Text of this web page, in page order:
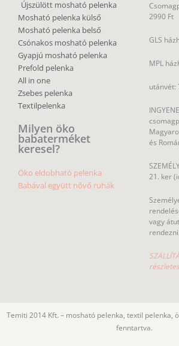
Újszülött mosható pelenka
Mosható pelenka külső
Mosható pelenka belső
Csónakos mosható pelenka
Gyapjú mosható pelenka
Prefold pelenka
All in one
Zsebes pelenka
Textilpelenka
Milyen öko
babaterméket
keresel?
Öko eldobható pelenka
Babával együtt nővő ruhák
2990 Ft
GLS
MPL
utánvét:
és
21. ker
vagy
rendezni.
Temiti 2014 Kft. – mosható pelenka, textil pelenka,
fenntartva.